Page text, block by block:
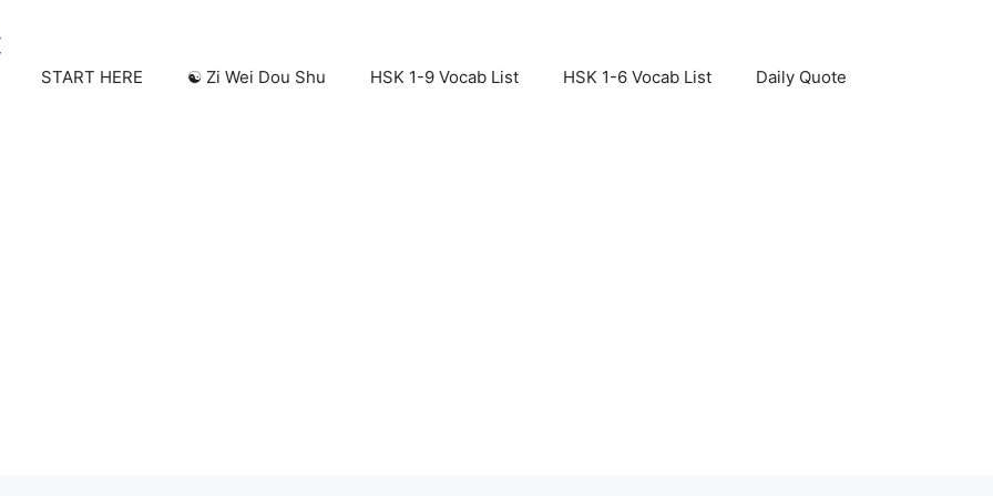
START HERE ☯️ Zi Wei Dou Shu HSK 1-9 Vocab List HSK 1-6 Vocab List Daily Quote